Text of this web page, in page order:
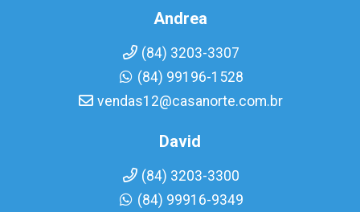
Andrea
(84) 3203-3307
(84) 99196-1528
vendas12@casanorte.com.br
David
(84) 3203-3300
(84) 99916-9349